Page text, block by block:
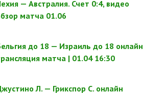
— Австралия. Счет 0:4, видео
матча 01.06
до 18 — Израиль до 18 онлайн
матча | 01.04 16:30
Л. — Грикспор С. онлайн